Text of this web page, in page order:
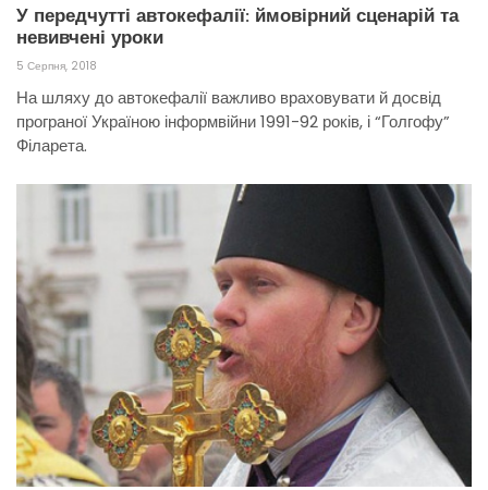
У передчутті автокефалії: ймовірний сценарій та
невивчені уроки
5 Серпня, 2018
На шляху до автокефалії важливо враховувати й досвід
програної Україною інформвійни 1991-92 років, і “Голгофу”
Філарета.